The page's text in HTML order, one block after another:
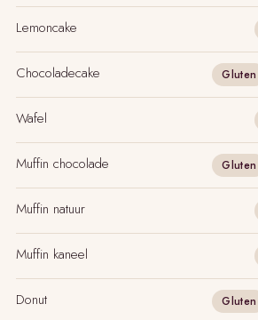
Lemoncake
Chocoladecake Gluten
Wafel
Muffin chocolade Gluten
Muffin natuur
Muffin kaneel
Donut Gluten